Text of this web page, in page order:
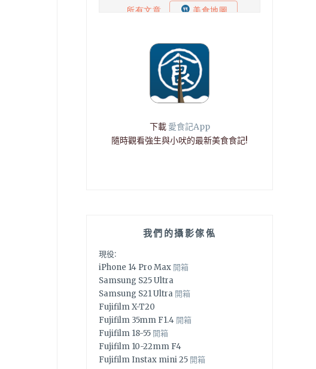
下載 愛食記App
隨時觀看強生與小吠的最新美食食記!
我們的攝影傢俬
現役:
iPhone 14 Pro Max 開箱
Samsung S25 Ultra
Samsung S21 Ultra 開箱
Fujifilm X-T20
Fujifilm 35mm F1.4 開箱
Fujifilm 18-55 開箱
Fujifilm 10-22mm F4
Fujifilm Instax mini 25 開箱